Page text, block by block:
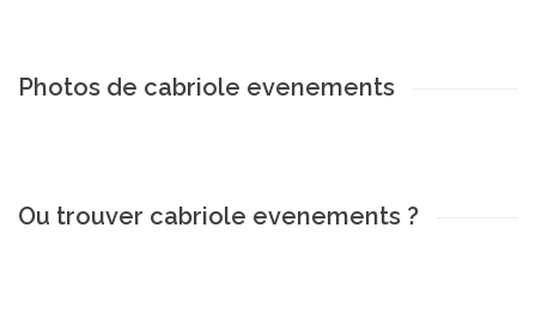
Photos de cabriole evenements
Ou trouver cabriole evenements ?